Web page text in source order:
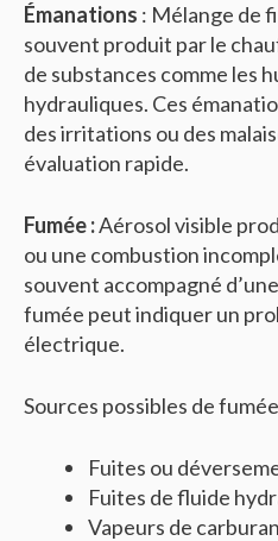
Émanations : Mélange de
souvent produit par le
de substances comme les
hydrauliques. Ces
des irritations ou des
évaluation rapide.
Fumée :Aérosol visible
ou une combustion
souvent accompagné
fumée peut indiquer un
électrique.
Sources possibles de
Fuites ou
Fuites de fluide
Vapeurs de